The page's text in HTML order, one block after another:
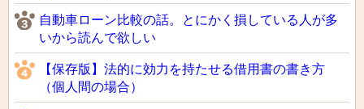
自動車ローン比較の話。とにかく損している人が多
いから読んで欲しい
【保存版】法的に効力を持たせる借用書の書き方
（個人間の場合）